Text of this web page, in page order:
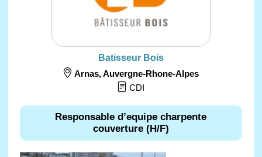
Batisseur Bois
Arnas,Auvergne-Rhone-Alpes
CDI
Responsable d’equipe charpente
couverture (H/F)